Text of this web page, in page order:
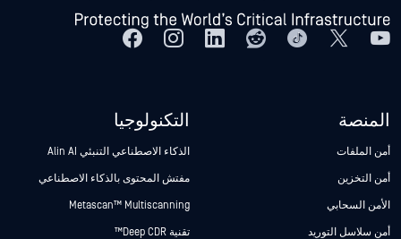
المنصة
أمن الملفات
أمن التخزين
الأمن السحابي
أمن سلاسل التوريد
التكنولوجيا
الذكاء الاصطناعي التنبئي Alin AI
مفتش المحتوى بالذكاء الاصطناعي
Metascan™ Multiscanning
تقنية Deep CDR™